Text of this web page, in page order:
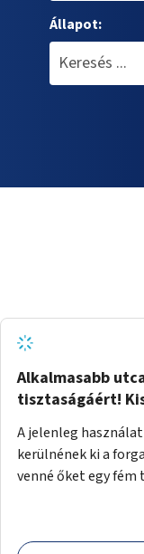
Állapot:
Alkalmasabb
tisztaságáért!
A jelenleg
kerülnének ki a
venné őket egy
kukák nyitott